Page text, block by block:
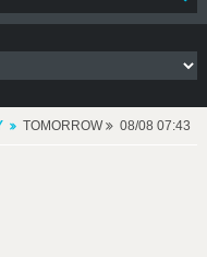
TOMORROW 08/08 07:43